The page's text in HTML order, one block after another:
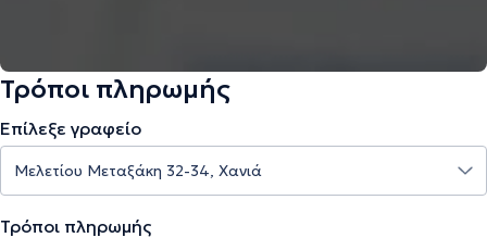
Τρόποι πληρωμής
Επίλεξε γραφείο
Τρόποι πληρωμής